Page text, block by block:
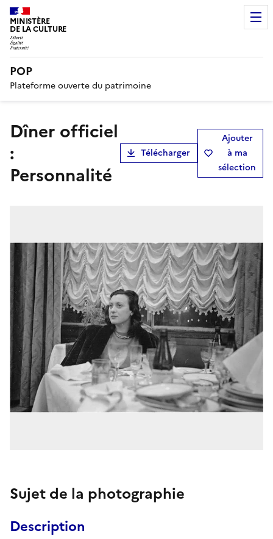
MINISTÈRE
DE LA CULTURE
POP
Plateforme ouverte du patrimoine
Dîner officiel
:
Personnalité
Télécharger
Ajouter
à ma
sélection
Sujet de la photographie
Description